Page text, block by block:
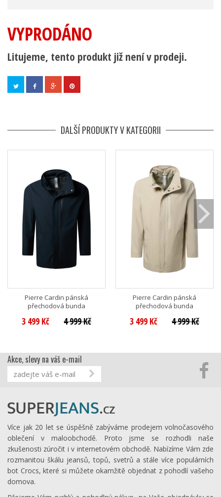
VYPRODÁNO
Litujeme, tento produkt již není v prodeji.
DALŠÍ PRODUKTY V KATEGORII
Pierre Cardin pánská
přechodová bunda
3 499 Kč 4 999 Kč
Pierre Cardin pánská
přechodová bunda
3 499 Kč 4 999 Kč
Akce, slevy na váš e-mail
Více jak 20 let se úspěšně zabýváme prodejem volnočasového
oblečení v maloobchodě. Proto jsme se rozhodli naše
zkušenosti zúročit i v internetovém obchodě. Nabízíme Vám zde
rozmanitou škálu jeansů, topů, svetrů a stále více populárních
bot Crocs, které si můžete okamžitě objednat z pohodlí vašeho
domova.